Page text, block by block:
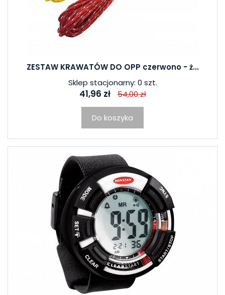
ZESTAW KRAWATÓW DO OPP czerwono - ż...
Sklep stacjonarny: 0 szt.
41,96 zł 54,00 zł
Do koszyka